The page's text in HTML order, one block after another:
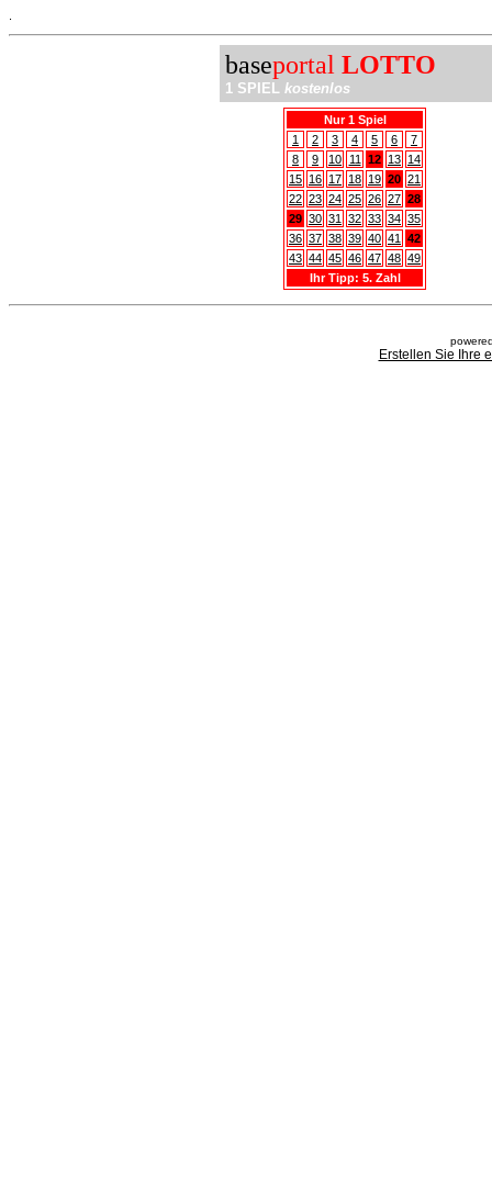
baseportal LOTTO
1 SPIEL kostenlos
Nur 1 Spiel
1
2 3 4 5 6
7
8
9 10 11 12 13 14
15 16 17 18 19 20 21
22 23 24 25 26 27 28
29 30 31 32 33 34 35
36 37 38 39 40 41
42
43 44 45 46 47 48 49
Ihr Tipp: 5. Zahl
Erstellen Sie Ihre